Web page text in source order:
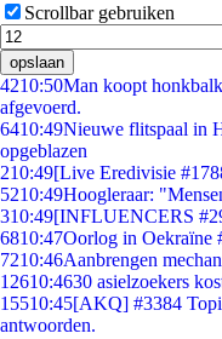
Scrollbar gebruiken
opslaan
4210:50Man koopt
afgevoerd.
6410:49Nieuwe flitspaal in
opgeblazen
210:49[Live Eredivisie
5210:49Hoogleraar:
310:49[INFLUENCERS
6810:47Oorlog in Oekraïne
7210:46Aanbrengen
12610:4630 asielzoekers
15510:45[AKQ] #3384
antwoorden.